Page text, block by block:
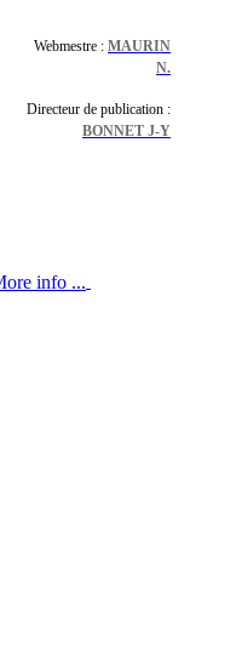
Webmestre : MAURIN
N.
Directeur de publication :
BONNET J-Y